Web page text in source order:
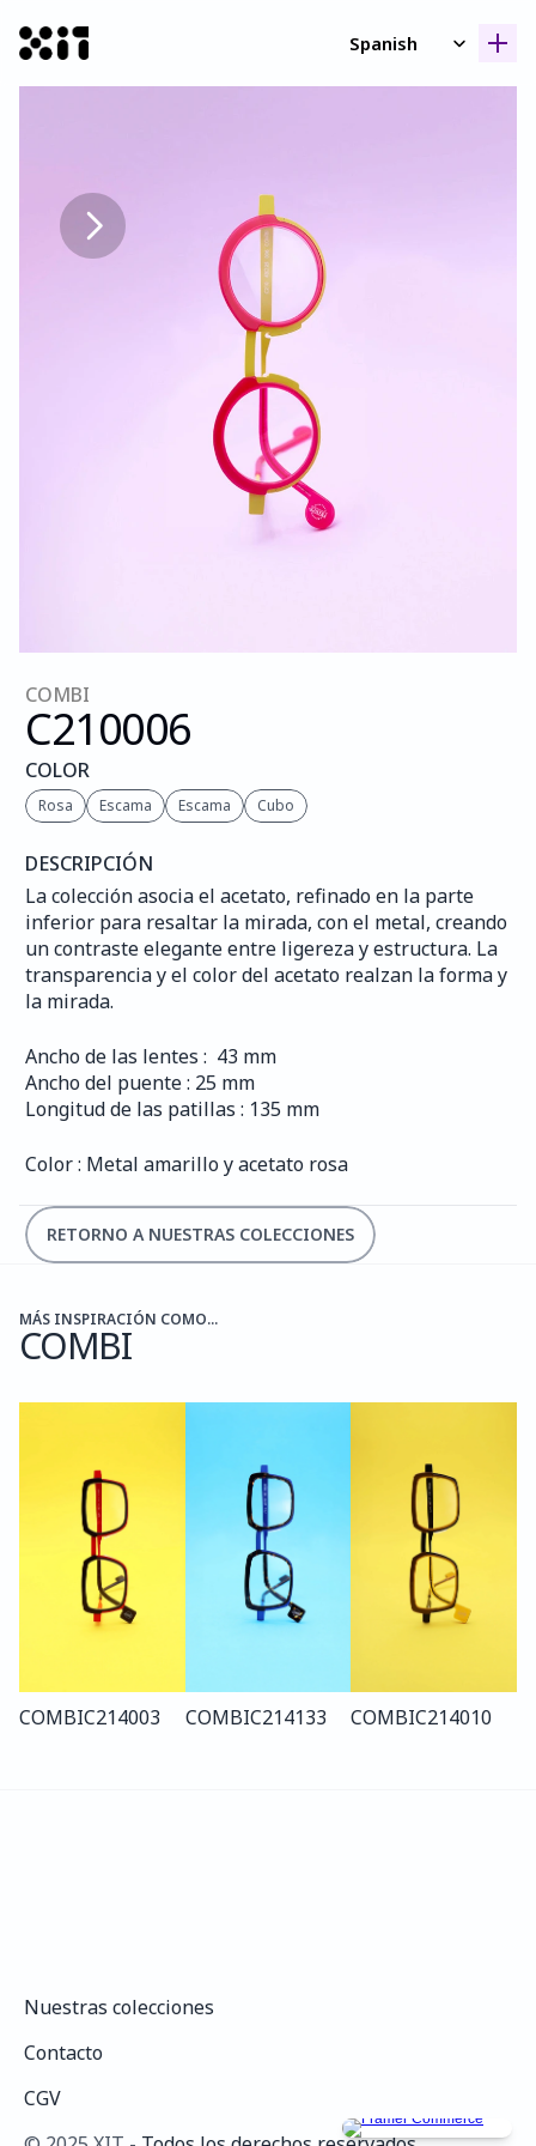
Spanish
COMBI
C210006
COLOR
Rosa Escama Escama Cubo
DESCRIPCIÓN
La colección asocia el acetato, refinado en la parte
inferior para resaltar la mirada, con el metal, creando
un contraste elegante entre ligereza y estructura. La
transparencia y el color del acetato realzan la forma y
la mirada.
Ancho de las lentes :  43 mm
Ancho del puente : 25 mm
Longitud de las patillas : 135 mm
Color : Metal amarillo y acetato rosa
RETORNO A NUESTRAS COLECCIONES
MÁS INSPIRACIÓN COMO...
COMBI
COMBIC214003 COMBIC214133 COMBIC214010
Nuestras colecciones
Contacto
CGV